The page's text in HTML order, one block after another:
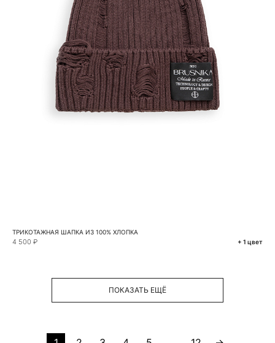
ТРИКОТАЖНАЯ ШАПКА ИЗ 100% ХЛОПКА
4 500 ₽ + 1 цвет
ПОКАЗАТЬ ЕЩЁ